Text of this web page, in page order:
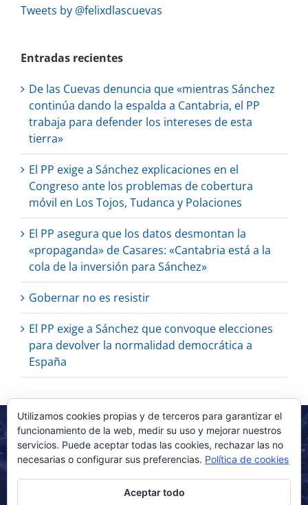
Tweets by @felixdlascuevas
Entradas recientes
De las Cuevas denuncia que «mientras Sánchez
continúa dando la espalda a Cantabria, el PP
trabaja para defender los intereses de esta
tierra»
El PP exige a Sánchez explicaciones en el
Congreso ante los problemas de cobertura
móvil en Los Tojos, Tudanca y Polaciones
El PP asegura que los datos desmontan la
«propaganda» de Casares: «Cantabria está a la
cola de la inversión para Sánchez»
Gobernar no es resistir
El PP exige a Sánchez que convoque elecciones
para devolver la normalidad democrática a
España
Utilizamos cookies propias y de terceros para garantizar el
funcionamiento de la web, medir su uso y mejorar nuestros
servicios. Puede aceptar todas las cookies, rechazar las no
necesarias o configurar sus preferencias. Política de cookies
Aceptar todo